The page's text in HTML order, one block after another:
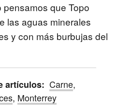
pensamos que Topo
las aguas minerales
y con más burbujas del
artículos: Carne,
, Monterrey